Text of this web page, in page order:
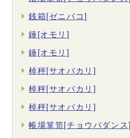
銭箱[ゼニバコ]
錘[オモリ]
錘[オモリ]
棹秤[サオバカリ]
棹秤[サオバカリ]
棹秤[サオバカリ]
帳場箪笥[チョウバダンス]